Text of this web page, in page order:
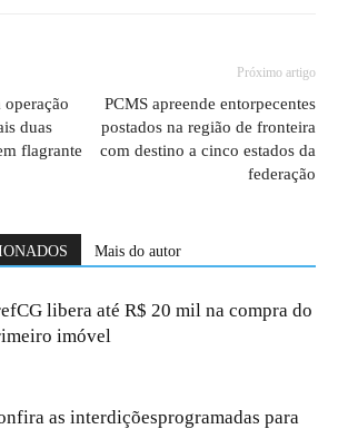
duas
flagrante
Próximo artigo
PCMS apreende entorpecentes
postados na região de fronteira
com destino a cinco estados da
federação
Mais do autor
libera até R$ 20 mil na compra do
imóvel
as interdiçõesprogramadas para